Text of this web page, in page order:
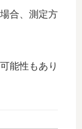
合、測定方
能性もあり